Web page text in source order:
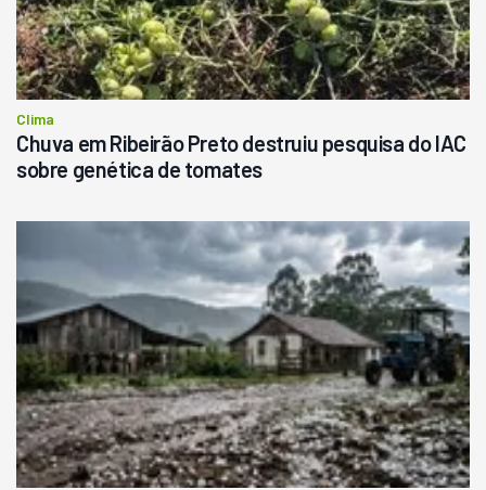
Clima
Chuva em Ribeirão Preto destruiu pesquisa do IAC
sobre genética de tomates